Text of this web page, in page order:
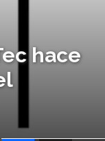
hace